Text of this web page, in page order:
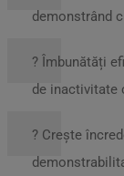
demonstrând
? Îmbunătăți
de inactivitate
? Crește